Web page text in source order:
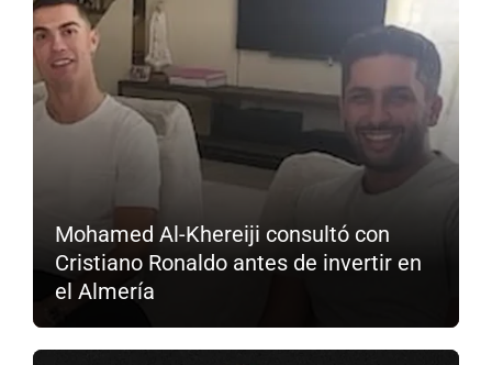
Mohamed Al-Khereiji consultó con
Cristiano Ronaldo antes de invertir en
el Almería